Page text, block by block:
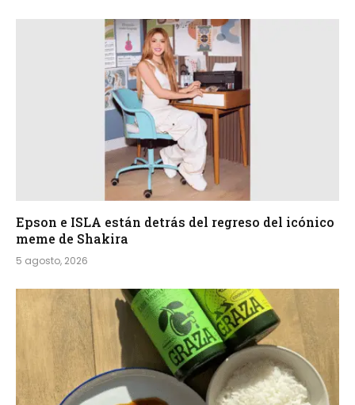
Epson e ISLA están detrás del regreso del icónico
meme de Shakira
5 agosto, 2026